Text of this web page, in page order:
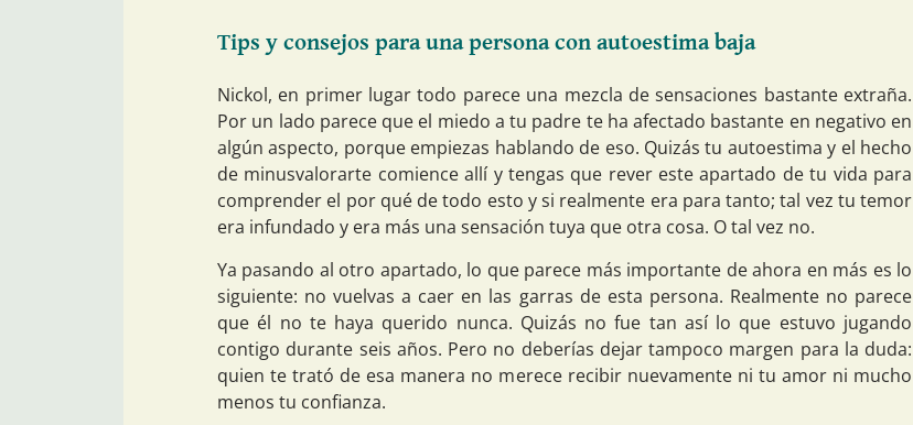
Tips y consejos para una persona con autoestima baja
Nickol, en primer lugar todo parece una mezcla de sensaciones bastante extraña.
Por un lado parece que el miedo a tu padre te ha afectado bastante en negativo en
algún aspecto, porque empiezas hablando de eso. Quizás tu autoestima y el hecho
de minusvalorarte comience allí y tengas que rever este apartado de tu vida para
comprender el por qué de todo esto y si realmente era para tanto; tal vez tu temor
era infundado y era más una sensación tuya que otra cosa. O tal vez no.
Ya pasando al otro apartado, lo que parece más importante de ahora en más es lo
siguiente: no vuelvas a caer en las garras de esta persona. Realmente no parece
que él no te haya querido nunca. Quizás no fue tan así lo que estuvo jugando
contigo durante seis años. Pero no deberías dejar tampoco margen para la duda:
quien te trató de esa manera no merece recibir nuevamente ni tu amor ni mucho
menos tu confianza.